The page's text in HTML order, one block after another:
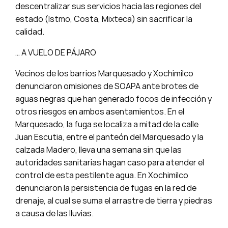
descentralizar sus servicios hacia las regiones del
estado (Istmo, Costa, Mixteca) sin sacrificar la
calidad.
… A VUELO DE PÁJARO
Vecinos de los barrios Marquesado y Xochimilco
denunciaron omisiones de SOAPA ante brotes de
aguas negras que han generado focos de infección y
otros riesgos en ambos asentamientos. En el
Marquesado, la fuga se localiza a mitad de la calle
Juan Escutia, entre el panteón del Marquesado y la
calzada Madero, lleva una semana sin que las
autoridades sanitarias hagan caso para atender el
control de esta pestilente agua. En Xochimilco
denunciaron la persistencia de fugas en la red de
drenaje, al cual se suma el arrastre de tierra y piedras
a causa de las lluvias.